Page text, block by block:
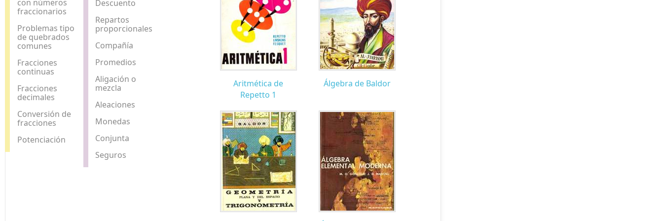
con números
fraccionarios
Problemas tipo
de quebrados
comunes
Fracciones
continuas
Fracciones
decimales
Conversión de
fracciones
Potenciación
Descuento
Repartos
proporcionales
Compañía
Promedios
Aligación o
mezcla
Aleaciones
Monedas
Conjunta
Seguros
Aritmética de
Repetto 1
Álgebra de Baldor